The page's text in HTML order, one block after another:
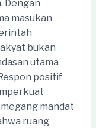
Dengan
masukan
bukan
utama
positif
mandat
ruang